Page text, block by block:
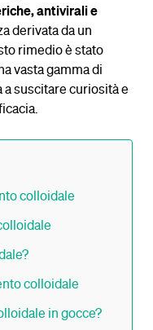
antivirali e
derivata da un
rimedio è stato
vasta gamma di
suscitare curiosità e
colloidale
colloidale
in gocce?